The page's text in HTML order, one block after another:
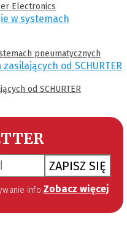
Electronics
pneumatycznych
od SCHURTER
ZAPISZ SIĘ
r. poz. 1204). Zgoda jest dobrowolna, jednak jej wyrażenie jest konieczne, aby otrzymywać newsletter. Zobacz więcej